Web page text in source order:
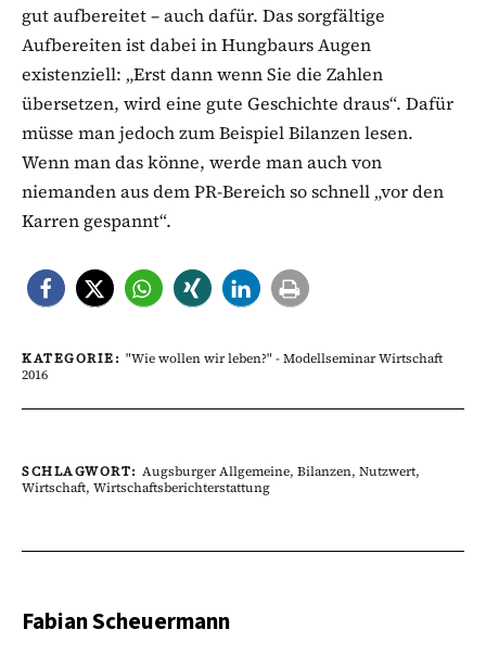
gut aufbereitet – auch dafür. Das sorgfältige
Aufbereiten ist dabei in Hungbaurs Augen
existenziell: „Erst dann wenn Sie die Zahlen
übersetzen, wird eine gute Geschichte draus“. Dafür
müsse man jedoch zum Beispiel Bilanzen lesen.
Wenn man das könne, werde man auch von
niemanden aus dem PR-Bereich so schnell „vor den
Karren gespannt“.
KATEGORIE: "Wie wollen wir leben?" - Modellseminar Wirtschaft
2016
SCHLAGWORT: Augsburger Allgemeine, Bilanzen, Nutzwert,
Wirtschaft, Wirtschaftsberichterstattung
Fabian Scheuermann